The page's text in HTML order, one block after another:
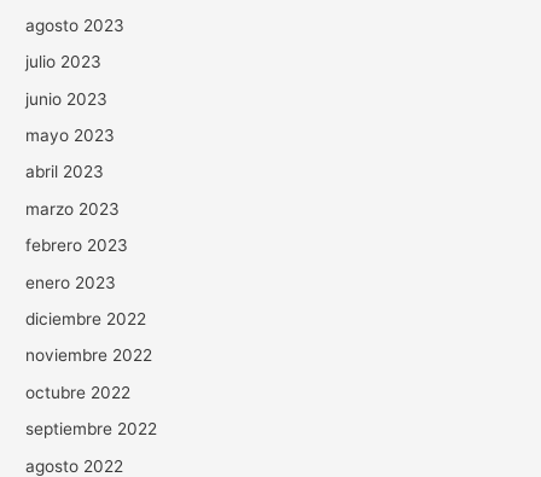
agosto 2023
julio 2023
junio 2023
mayo 2023
abril 2023
marzo 2023
febrero 2023
enero 2023
diciembre 2022
noviembre 2022
octubre 2022
septiembre 2022
agosto 2022